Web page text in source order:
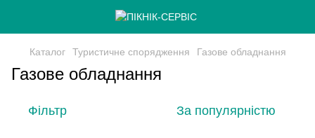
Каталог Туристичне спорядження Газове обладнання
Газове обладнання
Фільтр За популярністю